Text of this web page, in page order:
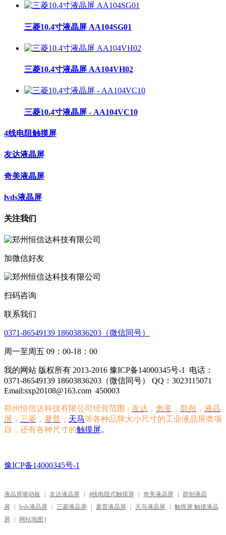
三菱10.4寸液晶屏 AA104SG01
三菱10.4寸液晶屏 AA104VH02
三菱10.4寸液晶屏 - AA104VC10
4线电阻触摸屏
友达液晶屏
奇美液晶屏
lvds液晶屏
关注我们
加微信好友
扫码咨询
联系我们
0371-86549139 18603836203（微信同号）
周一至周五 09：00-18：00
我的网站 版权所有 2013-2016 豫ICP备14000345号-1
电话：
0371-86549139 18603836203（微信同号） QQ：3023115071
Email:sxp20108@163.com 450003
郑州恒信达科技有限公司经营范围 ： 友达 ， 奇美 ， 群创 ， 液晶
屏 ， 三菱 ， 夏普 ， 天马等各种品牌大小尺寸的工业液晶屏类项
目，还有各种尺寸的触摸屏。
豫ICP备14000345号-1
液晶屏驱动板 友达液晶屏 4线电阻式触摸屏 奇美液晶屏
群创液晶
屏
lvds液晶屏 三菱液晶屏 夏普液晶屏 天马液晶屏
触摸屏 触摸液晶
屏
网站地图